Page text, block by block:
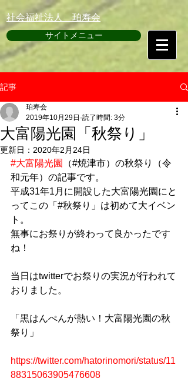
​社会福祉法人 珀寿会
サイトメニュー
記事
大富陽光園「秋祭り」
珀寿会
2019年10月29日 読了時間: 3分
更新日： 2020年2月24日
#大富陽光園
（#焼津市）の秋祭り（令
和元年）の記事です。
平成31年1月に開設した大富陽光園にと
ってこの「#秋祭り」は初めて大イベン
ト。
無事にお祭りが終わって良かったです
ね！
当日はtwitterでお祭りの実況が行われて
おりました。
「黒はんぺんが熱い！大富陽光園の秋
祭り」
https://twitter.com/hatorinomori/status/11
88315063905476608